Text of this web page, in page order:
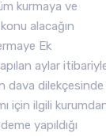
kurmaya ve
alacağın
Ek
aylar
dava dilekçesinde
için ilgili
yapıldığı